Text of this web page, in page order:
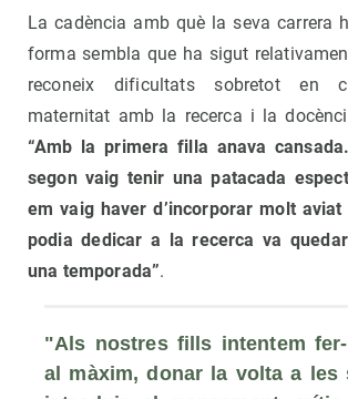
La cadència amb què la seva carrera
forma sembla que ha sigut
reconeix dificultats sobretot en
maternitat amb la recerca i la
“Amb la primera filla anava
segon vaig tenir una patacada
em vaig haver d’incorporar molt
podia dedicar a la recerca va
una temporada”.
"Als nostres fills intentem
al màxim, donar la volta a les